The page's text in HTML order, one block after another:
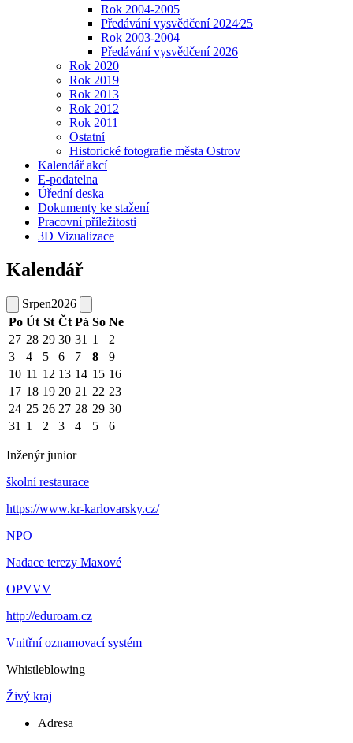
Rok 2004-2005
Předávání vysvědčení 2024⁄25
Rok 2003-2004
Předávání vysvědčení 2026
Rok 2020
Rok 2019
Rok 2013
Rok 2012
Rok 2011
Ostatní
Historické fotografie města Ostrov
Kalendář akcí
E-podatelna
Úřední deska
Dokumenty ke stažení
Pracovní příležitosti
3D Vizualizace
Kalendář
Srpen2026
Po Út St Čt Pá So Ne
27 28 29 30 31 1
2
3
4 5 6 7 8
9
10 11 12 13 14 15 16
17 18 19 20 21 22 23
24 25 26 27 28 29 30
31 1 2 3 4 5 6
Inženýr junior
školní restaurace
https://www.kr-karlovarsky.cz/
NPO
Nadace terezy Maxové
OPVVV
http://eduroam.cz
Vnitřní oznamovací systém
Whistleblowing
Živý kraj
Adresa